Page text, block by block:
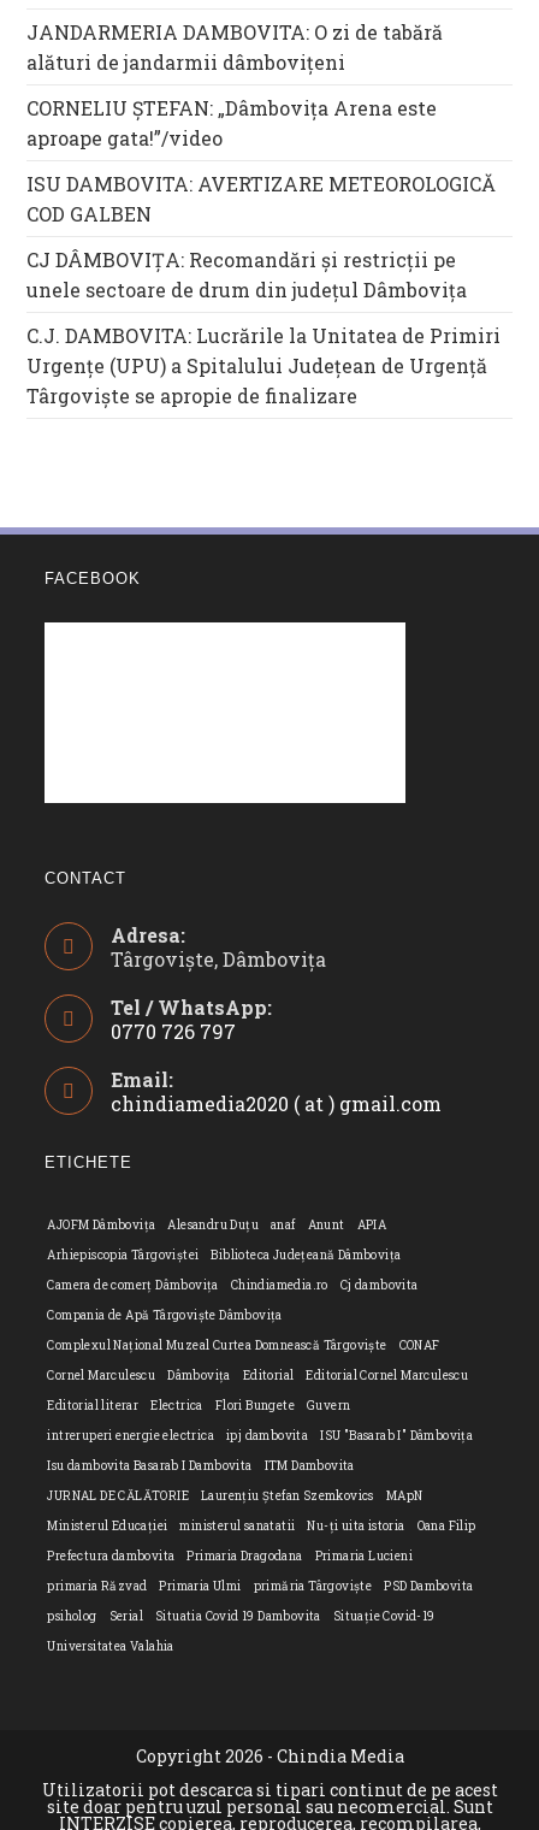
JANDARMERIA DAMBOVITA: O zi de tabără
alături de jandarmii dâmbovițeni
CORNELIU ȘTEFAN: „Dâmbovița Arena este
aproape gata!”/video
ISU DAMBOVITA: AVERTIZARE METEOROLOGICĂ
COD GALBEN
CJ DÂMBOVIȚA: Recomandări și restricții pe
unele sectoare de drum din județul Dâmbovița
C.J. DAMBOVITA: Lucrările la Unitatea de Primiri
Urgențe (UPU) a Spitalului Județean de Urgență
Târgoviște se apropie de finalizare
FACEBOOK
CONTACT
Adresa:
Târgoviște, Dâmbovița
Tel / WhatsApp:
0770 726 797
in
your
Email:
chindiamedia2020 ( at ) gmail.com
ETICHETE
AJOFM Dâmbovița Alesandru Duțu anaf Anunt
APIA
Arhiepiscopia Târgoviștei
Biblioteca Județeană Dâmbovița
Camera de comerț Dâmbovița
Chindiamedia.ro
Cj dambovita
Compania de Apă Târgoviște Dâmbovița
Complexul Național Muzeal Curtea Domnească Târgoviște
CONAF
Cornel Marculescu
Dâmbovița Editorial
Editorial Cornel Marculescu
Editorial literar
Electrica Flori Bungete
Guvern
intreruperi energie electrica
ipj dambovita
ISU "Basarab I" Dâmbovița
Isu dambovita Basarab I Dambovita
ITM Dambovita
JURNAL DE CĂLĂTORIE
Laurențiu Ștefan Szemkovics
MApN
Ministerul Educației
ministerul sanatatii Nu-ți uita istoria
Oana Filip
Prefectura dambovita
Primaria Dragodana
Primaria Lucieni
primaria Răzvad
Primaria Ulmi primăria Târgoviște
PSD Dambovita
psiholog
Serial Situatia Covid 19 Dambovita
Situație Covid-19
Universitatea Valahia
Copyright 2026 - Chindia Media
Utilizatorii pot descarca si tipari continut de pe acest
site doar pentru uzul personal sau necomercial. Sunt
INTERZISE copierea, reproducerea, recompilarea,